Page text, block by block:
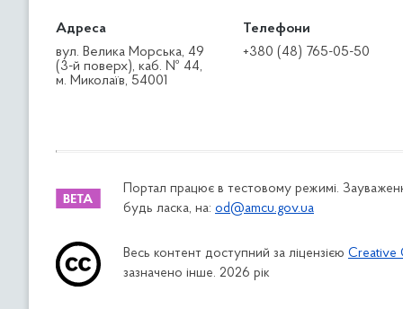
Адреса
вул. Велика Морська, 49
(3-й поверх), каб. № 44,
м. Миколаїв, 54001
Телефони
+380 (48) 765-05-50
Портал працює в тестовому режимі.
будь ласка, на: od@amcu.gov.ua
Весь контент доступний за ліцензією Creative
зазначено інше. 2026 рік